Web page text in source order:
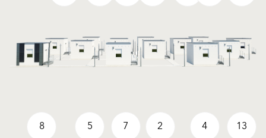
2 4
5 7
8 13